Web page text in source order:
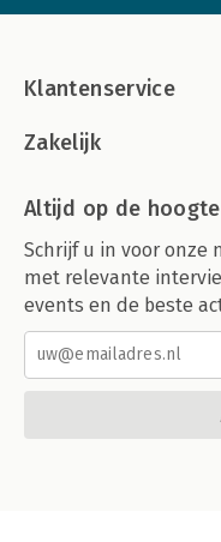
Klantenservice
Zakelijk
Altijd op de hoogte
Schrijf u in voor onze
met relevante
events en de beste